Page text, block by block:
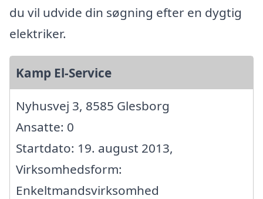
du vil udvide din søgning efter en dygtig
elektriker.
Kamp El-Service
Nyhusvej 3, 8585 Glesborg
Ansatte: 0
Startdato: 19. august 2013,
Virksomhedsform:
Enkeltmandsvirksomhed